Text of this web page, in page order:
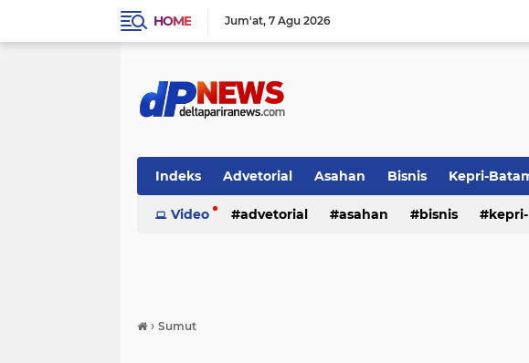
HOME Jum'at 7 Agu 2026
Indeks Advetorial Asahan Bisnis Kepri-
Video advetorial asahan bisnis
› Sumut